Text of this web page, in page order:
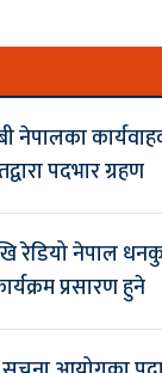
नेपालका
पदभार ग्रहण
रेडियो नेपाल
प्रसारण हुने